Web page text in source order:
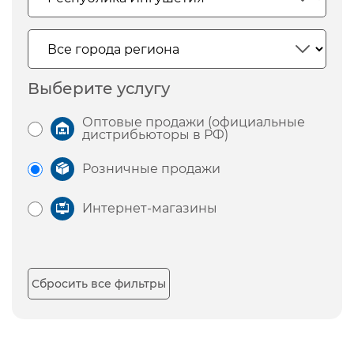
Выберите услугу
Оптовые продажи (официальные
дистрибьюторы в РФ)
Розничные продажи
Интернет-магазины
Сбросить все фильтры